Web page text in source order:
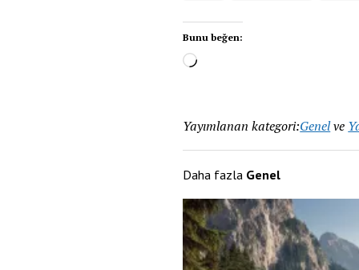
Bunu beğen:
Yayımlanan kategori:Genelve
Daha fazla Genel